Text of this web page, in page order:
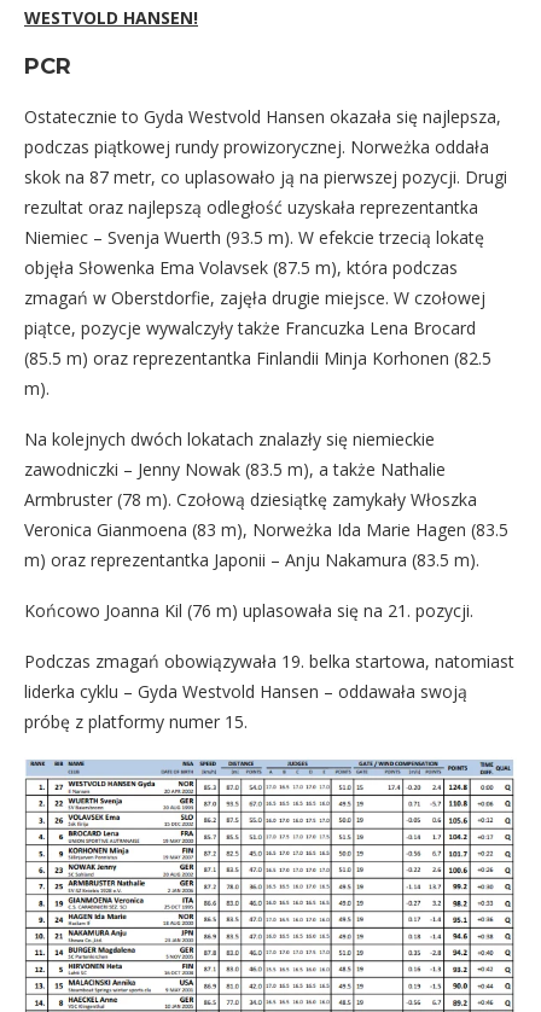
WESTVOLD HANSEN!
PCR
Ostatecznie to Gyda Westvold Hansen okazała się najlepsza,
podczas piątkowej rundy prowizorycznej. Norweżka oddała
skok na 87 metr, co uplasowało ją na pierwszej pozycji. Drugi
rezultat oraz najlepszą odległość uzyskała reprezentantka
Niemiec – Svenja Wuerth (93.5 m). W efekcie trzecią lokatę
objęła Słowenka Ema Volavsek (87.5 m), która podczas
zmagań w Oberstdorfie, zajęła drugie miejsce. W czołowej
piątce, pozycje wywalczyły także Francuzka Lena Brocard
(85.5 m) oraz reprezentantka Finlandii Minja Korhonen (82.5
m).
Na kolejnych dwóch lokatach znalazły się niemieckie
zawodniczki – Jenny Nowak (83.5 m), a także Nathalie
Armbruster (78 m). Czołową dziesiątkę zamykały Włoszka
Veronica Gianmoena (83 m), Norweżka Ida Marie Hagen (83.5
m) oraz reprezentantka Japonii – Anju Nakamura (83.5 m).
Końcowo Joanna Kil (76 m) uplasowała się na 21. pozycji.
Podczas zmagań obowiązywała 19. belka startowa, natomiast
liderka cyklu – Gyda Westvold Hansen – oddawała swoją
próbę z platformy numer 15.